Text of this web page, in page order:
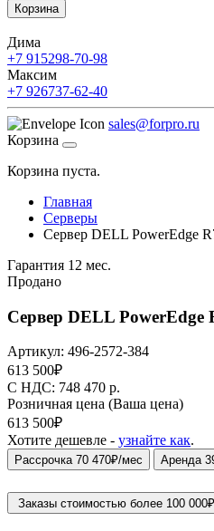
Корзина
Дима
+7 915298-70-98
Максим
+7 926737-62-40
sales@forpro.ru
Корзина
Корзина пуста.
Главная
Серверы
Сервер DELL PowerEdge
Гарантия 12 мес.
Продано
Сервер DELL PowerEdge
Артикул: 496-2572-384
613 500₽
C НДС: 748 470 р.
Розничная цена (Ваша цена)
613 500₽
Хотите дешевле - узнайте как.
Рассрочка 70 470₽/мес Аренда
Заказы стоимостью более 100